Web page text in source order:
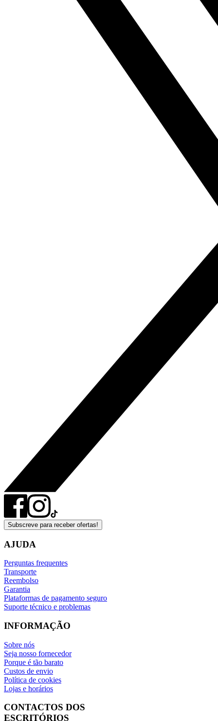
Subscreve para receber ofertas!
AJUDA
Perguntas frequentes
Transporte
Reembolso
Garantia
Plataformas de pagamento seguro
Suporte técnico e problemas
INFORMAÇÃO
Sobre nós
Seja nosso fornecedor
Porque é tão barato
Custos de envio
Política de cookies
Lojas e horários
CONTACTOS DOS
ESCRITÓRIOS